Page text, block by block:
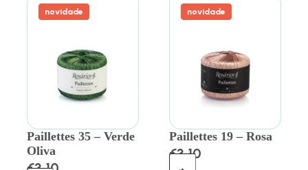
novidade
Paillettes 35 – Verde
Oliva
novidade
Paillettes 19 – Rosa
€3.10